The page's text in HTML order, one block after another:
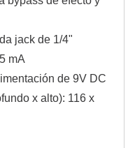
jack de 1/4"
mA
de 9V DC
x alto): 116 x